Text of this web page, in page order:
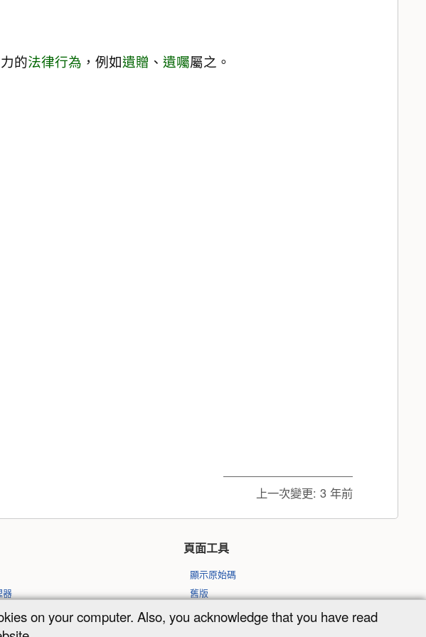
的法律行為 ，例如遺贈 、 遺囑屬之。
上一次變更: 3 年前
器
頁面工具
顯示原始碼
舊版
反向連結
on your computer. Also, you acknowledge that you have read